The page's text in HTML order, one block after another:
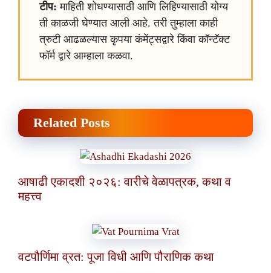
टीप: माहिती शोधण्यासाठी आणि लिहिण्यासाठी योग्य
ती काळजी घेण्यात आली आहे. तरी तुम्हाला काही
त्रुटी आढळल्यास कृपया कंमेंट्सद्वारे किंवा कॉन्टॅक्ट
फॉर्म द्वारे आम्हाला कळवा.
Related Posts
आषाढी एकादशी २०२६: वारीचे वेळापत्रक, कथा व
महत्त्व
वटपौर्णिमा व्रत: पूजा विधी आणि पौराणिक कथा